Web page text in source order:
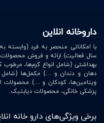
چرا خرید شکم‌بند از
لوکس؟
تضمین اصالت و کیفیت
تنوع گسترده از بهترین
تحویل سریع و پرداخت امن
داروخانه انلاین
سال فعالیت) ارائه و فروش محصولات
بهداشتی (شامل انواع کرم‌ها، مرطوب
دهان و دندان و …) مکمل‌ها (شامل
ویتامین‌ها، کودکان و …) محصولات
پزشکی خانگی، محصولات دیابتیک.
برخی ویژگی‌های دارو خانه